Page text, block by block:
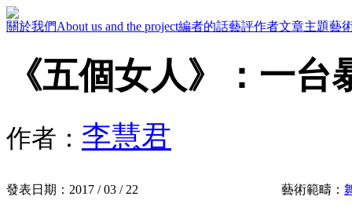
關於我們About us and the project編者的話藝評作者文章主題藝
《五個女人》：一台
作者： 李慧君
發表日期： 2017 / 03 / 22 藝術範疇：